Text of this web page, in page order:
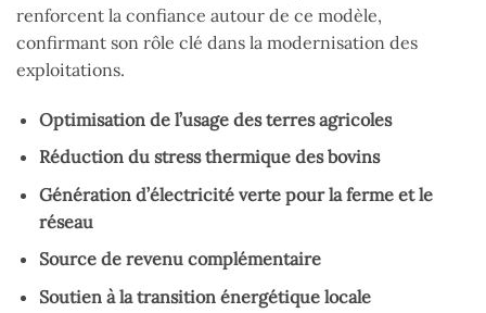
renforcent la confiance autour de ce modèle,
confirmant son rôle clé dans la modernisation des
exploitations.
Optimisation de l’usage des terres agricoles
Réduction du stress thermique des bovins
Génération d’électricité verte pour la ferme et le
réseau
Source de revenu complémentaire
Soutien à la transition énergétique locale